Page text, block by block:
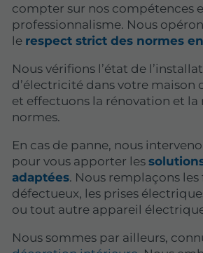
compter sur nos compétences
professionnalisme. Nous
le respect strict des normes
Nous vérifions l’état de
d’électricité dans votre maison
et effectuons la rénovation et la
normes.
En cas de panne, nous
pour vous apporter les
adaptées. Nous remplaçons les
défectueux, les prises
ou tout autre appareil
Nous sommes par ailleurs,